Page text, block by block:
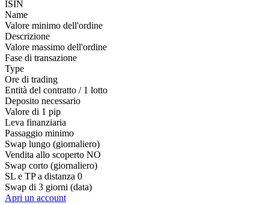
ISIN
Name
Valore minimo dell'ordine
Descrizione
Valore massimo dell'ordine
Fase di transazione
Type
Ore di trading
Entità del contratto / 1 lotto
Deposito necessario
Valore di 1 pip
Leva finanziaria
Passaggio minimo
Swap lungo (giornaliero)
Vendita allo scoperto NO
Swap corto (giornaliero)
SL e TP a distanza 0
Swap di 3 giorni (data)
Apri un account